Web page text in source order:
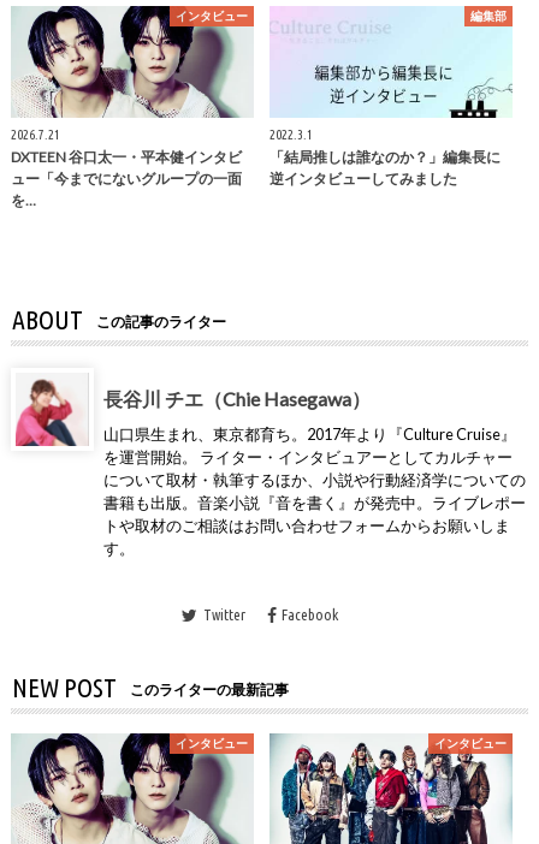
インタビュー
2026.7.21
DXTEEN 谷口太一・平本健インタビ
ュー「今までにないグループの一面
を…
編集部
2022.3.1
「結局推しは誰なのか？」編集長に
逆インタビューしてみました
ABOUT この記事のライター
長谷川 チエ（Chie Hasegawa）
山口県生まれ、東京都育ち。2017年より『Culture Cruise』
を運営開始。 ライター・インタビュアーとしてカルチャー
について取材・執筆するほか、小説や行動経済学についての
書籍も出版。音楽小説『音を書く』が発売中。ライブレポー
トや取材のご相談はお問い合わせフォームからお願いしま
す。
Twitter Facebook
NEW POST このライターの最新記事
インタビュー インタビュー